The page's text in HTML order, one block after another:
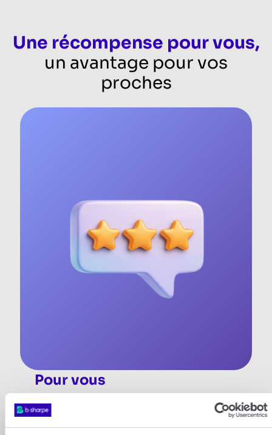
Une récompense pour vous,
un avantage pour vos
proches
Pour vous
Vous recevez
, dès qu’un de vos
proches change un total de CHF 4’000.-
sur b-sharpe (en une ou plusieurs fois).